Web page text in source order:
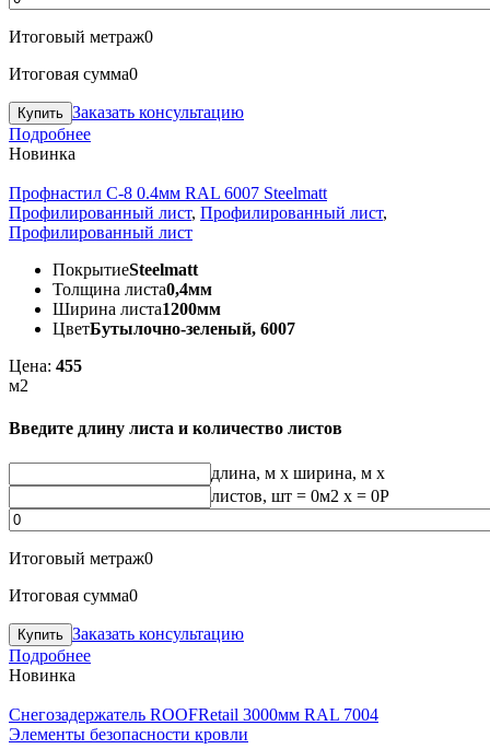
Итоговый метраж0
Итоговая сумма0
Заказать консультацию
Подробнее
Новинка
Профнастил С-8 0.4мм RAL 6007 Steelmatt
Профилированный лист, Профилированный лист,
Профилированный лист
ПокрытиеSteelmatt
Толщина листа0,4мм
Ширина листа1200мм
ЦветБутылочно-зеленый, 6007
Цена: 455
м2
Введите длину листа и количество листов
длина, м x ширина, м x
листов, шт = 0м2 x = 0Р
Итоговый метраж0
Итоговая сумма0
Заказать консультацию
Подробнее
Новинка
Снегозадержатель ROOFRetail 3000мм RAL 7004
Элементы безопасности кровли